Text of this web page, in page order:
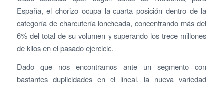
España, el chorizo ocupa la cuarta posición dentro de la
categoría de charcutería loncheada, concentrando más del
6% del total de su volumen y superando los trece millones
de kilos en el pasado ejercicio.
Dado que nos encontramos ante un segmento con
bastantes duplicidades en el lineal, la nueva variedad